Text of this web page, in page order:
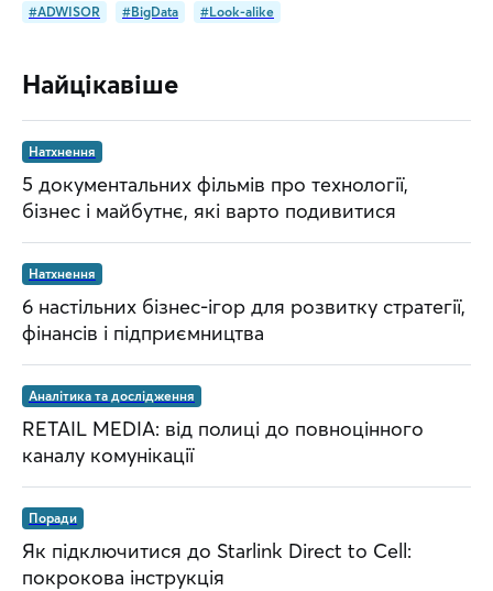
#ADWISOR #BigData #Look-alike
Найцікавіше
Натхнення
5 документальних фільмів про технології,
бізнес і майбутнє, які варто подивитися
Натхнення
6 настільних бізнес-ігор для розвитку стратегії,
фінансів і підприємництва
Аналітика та дослідження
RETAIL MEDIA: від полиці до повноцінного
каналу комунікації
Поради
Як підключитися до Starlink Direct to Cell:
покрокова інструкція